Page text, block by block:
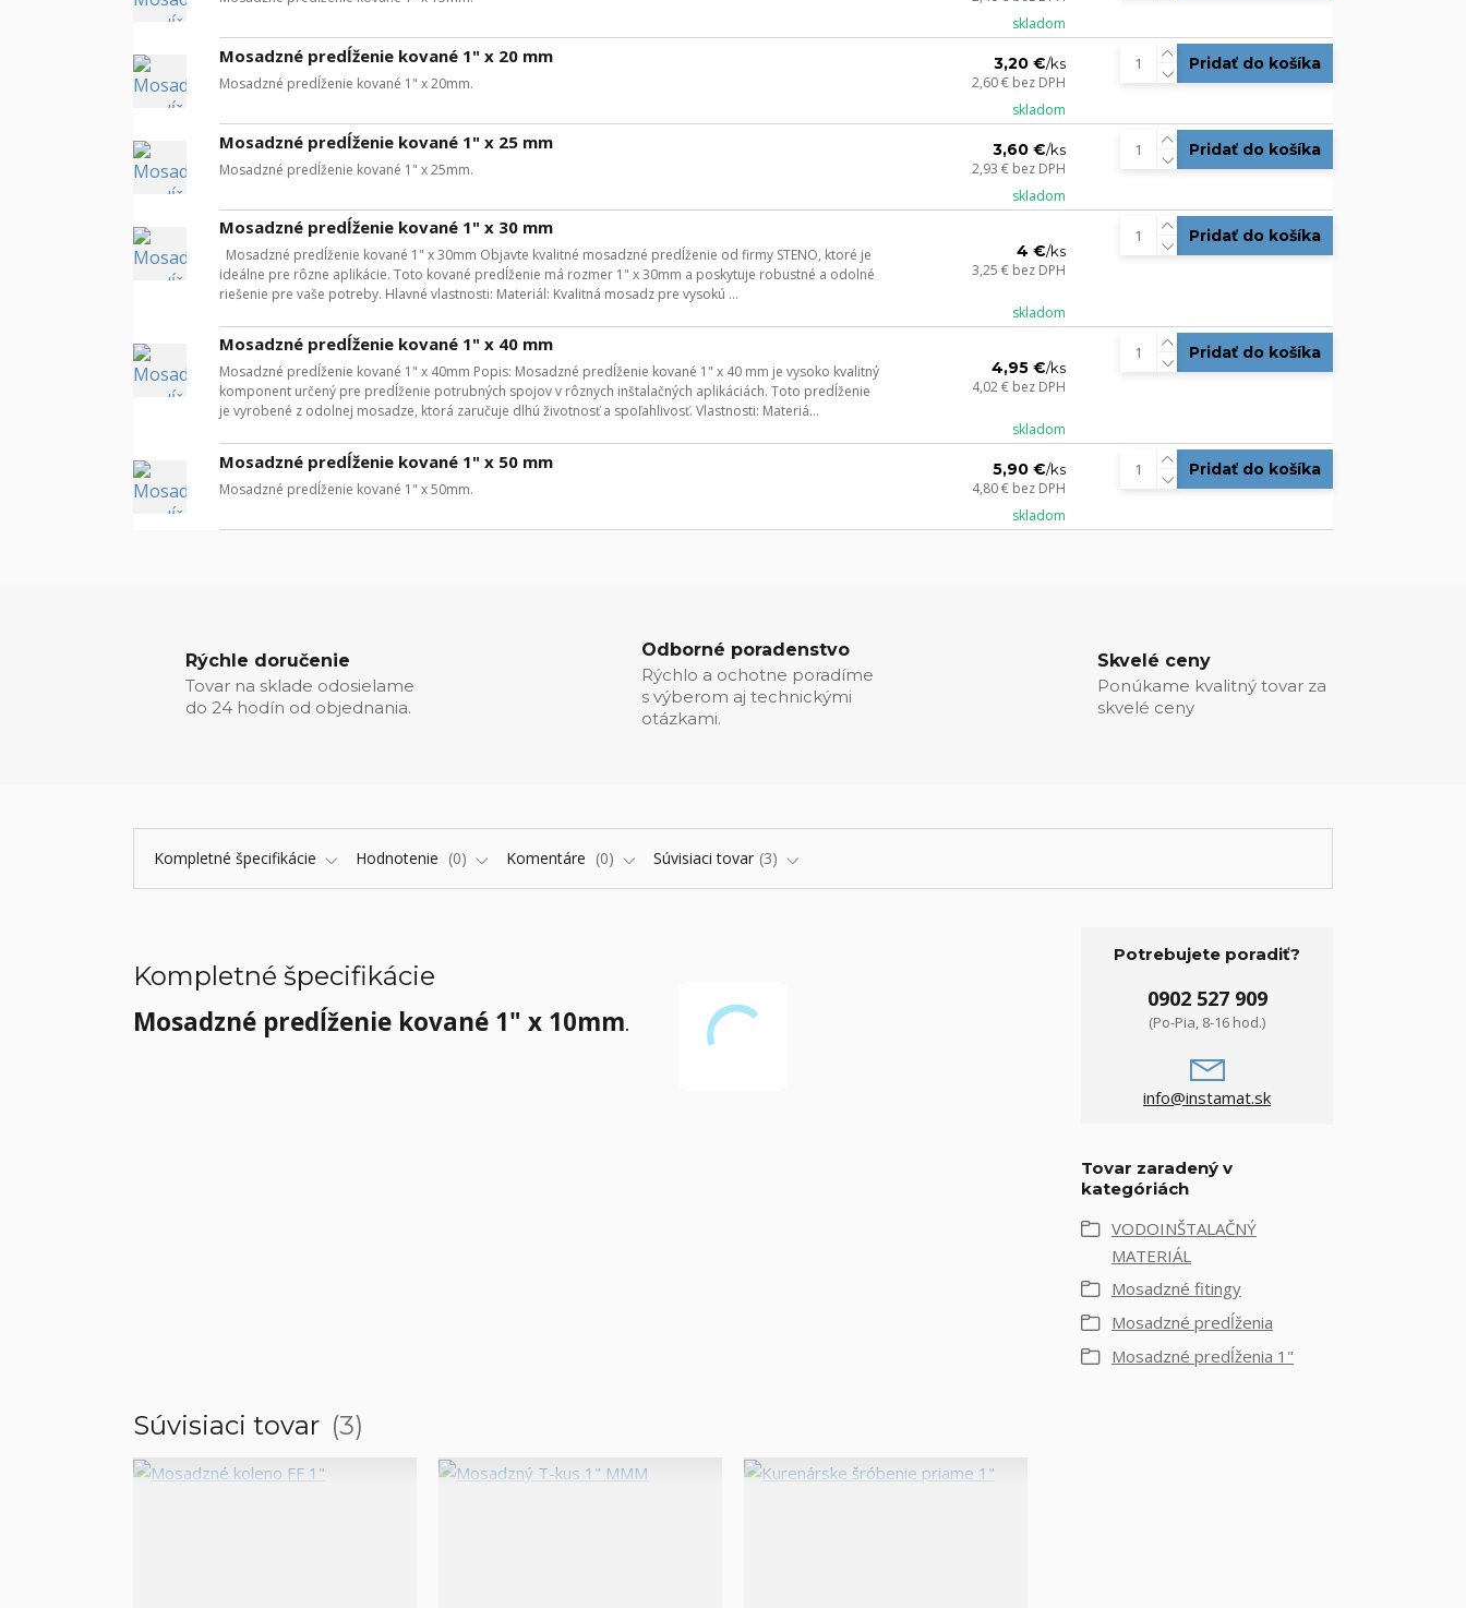
skladom
Mosadzné predĺženie kované 1" x 20 mm
Mosadzné predĺženie kované 1" x 20mm.
3,20 €/ks
2,60 € bez DPH
skladom
Pridať do košíka
Mosadzné predĺženie kované 1" x 25 mm
Mosadzné predĺženie kované 1" x 25mm.
3,60 €/ks
2,93 € bez DPH
skladom
Pridať do košíka
Mosadzné predĺženie kované 1" x 30 mm
Mosadzné predĺženie kované 1" x 30mm Objavte kvalitné mosadzné predĺženie od firmy STENO, ktoré je
ideálne pre rôzne aplikácie. Toto kované predĺženie má rozmer 1" x 30mm a poskytuje robustné a odolné
riešenie pre vaše potreby. Hlavné vlastnosti: Materiál: Kvalitná mosadz pre vysokú ...
4 €/ks
3,25 € bez DPH
skladom
Pridať do košíka
Mosadzné predĺženie kované 1" x 40 mm
Mosadzné predĺženie kované 1" x 40mm Popis: Mosadzné predĺženie kované 1" x 40 mm je vysoko kvalitný
komponent určený pre predĺženie potrubných spojov v rôznych inštalačných aplikáciách. Toto predĺženie
je vyrobené z odolnej mosadze, ktorá zaručuje dlhú životnosť a spoľahlivosť. Vlastnosti: Materiá...
4,95 €/ks
4,02 € bez DPH
skladom
Pridať do košíka
Mosadzné predĺženie kované 1" x 50 mm
Mosadzné predĺženie kované 1" x 50mm.
5,90 €/ks
4,80 € bez DPH
skladom
Pridať do košíka
Rýchle doručenie
Tovar na sklade odosielame
do 24 hodín od objednania.
Odborné poradenstvo
Rýchlo a ochotne poradíme
s výberom aj technickými
otázkami.
Skvelé ceny
Ponúkame kvalitný tovar za
skvelé ceny
Kompletné špecifikácie Hodnotenie 0 Komentáre 0 Súvisiaci tovar 3
Kompletné špecifikácie
Mosadzné predĺženie kované 1" x 10mm.
Potrebujete poradiť?
0902 527 909
(Po-Pia, 8-16 hod.)
info@instamat.sk
Tovar zaradený v
kategóriách
VODOINŠTALAČNÝ
MATERIÁL
Mosadzné fitingy
Mosadzné predĺženia
Mosadzné predĺženia 1"
Súvisiaci tovar 3